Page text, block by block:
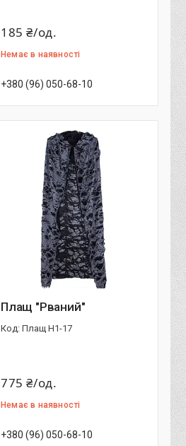
185 ₴/од.
Немає в наявності
+380 (96) 050-68-10
Плащ "Рваний"
Плащ Н1-17
775 ₴/од.
Немає в наявності
+380 (96) 050-68-10